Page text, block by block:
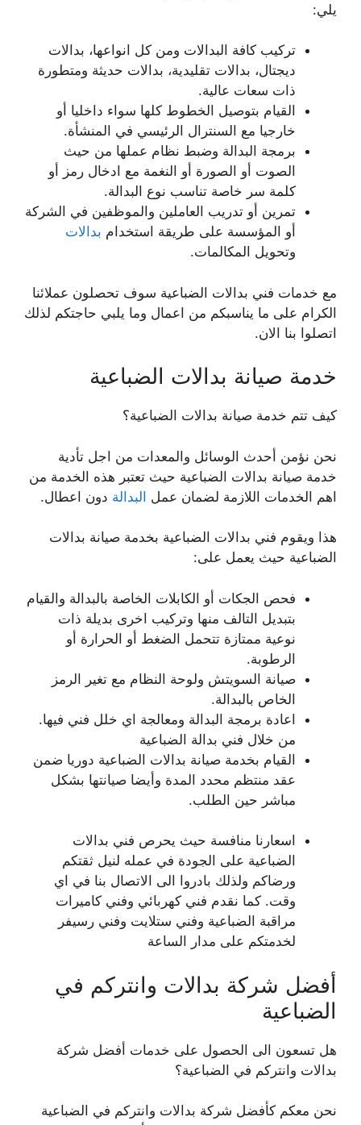
يلي:
تركيب كافة البدالات ومن كل انواعها، بدالات
ديجتال، بدالات تقليدية، بدالات حديثة ومتطورة
ذات سعات عالية.
القيام بتوصيل الخطوط كلها سواء داخليا أو
خارجيا مع السنترال الرئيسي في المنشأة.
برمجة البدالة وضبط نظام عملها من حيث
الصوت أو الصورة أو النغمة مع ادخال رمز أو
كلمة سر خاصة تناسب نوع البدالة.
تمرين أو تدريب العاملين والموظفين في الشركة
أو المؤسسة على طريقة استخدام بدالات
وتحويل المكالمات.
مع خدمات فني بدالات الضباعية سوف تحصلون عملائنا
الكرام على ما يناسبكم من اعمال وما يلبي حاجتكم لذلك
اتصلوا بنا الان.
خدمة صيانة بدالات الضباعية
كيف تتم خدمة صيانة بدالات الضباعية؟
نحن نؤمن أحدث الوسائل والمعدات من اجل تأدية
خدمة صيانة بدالات الضباعية حيث تعتبر هذه الخدمة من
اهم الخدمات اللازمة لضمان عمل البدالة دون اعطال.
هذا ويقوم فني بدالات الضباعية بخدمة صيانة بدالات
الضباعية حيث يعمل على:
فحص الجكات أو الكابلات الخاصة بالبدالة والقيام
بتبديل التالف منها وتركيب اخرى بديلة ذات
نوعية ممتازة تتحمل الضغط أو الحرارة أو
الرطوبة.
صيانة السويتش ولوحة النظام مع تغير الرمز
الخاص بالبدالة.
اعادة برمجة البدالة ومعالجة اي خلل فني فيها.
من خلال فني بدالة الضباعية
القيام بخدمة صيانة بدالات الضباعية دوريا ضمن
عقد منتظم محدد المدة وأيضا صيانتها بشكل
مباشر حين الطلب.
اسعارنا منافسة حيث يحرص فني بدالات
الضباعية على الجودة في عمله لنيل ثقتكم
ورضاكم ولذلك بادروا الى الاتصال بنا في اي
وقت. كما نقدم فني كهربائي وفني كاميرات
مراقبة الضباعية وفني ستلايت وفني رسيفر
لخدمتكم على مدار الساعة
أفضل شركة بدالات وانتركم في
الضباعية
هل تسعون الى الحصول على خدمات أفضل شركة
بدالات وانتركم في الضباعية؟
نحن معكم كأفضل شركة بدالات وانتركم في الضباعية